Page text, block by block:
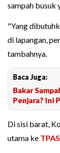
sampah busuk
"Yang
di lapangan,
tambahnya.
Baca Juga:
Bakar
Penjara? Ini
Di sisi barat,
utama ke TPAS